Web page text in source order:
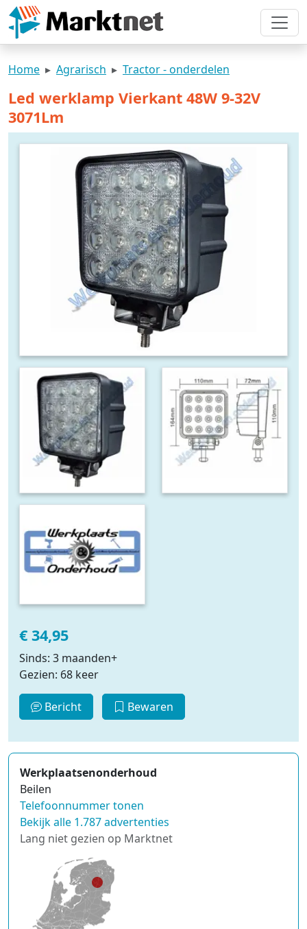
Home Agrarisch Tractor - onderdelen
Led werklamp Vierkant 48W 9-32V
3071Lm
€ 34,95
Sinds: 3 maanden+
Gezien: 68 keer
Bericht Bewaren
Werkplaatsenonderhoud
Beilen
Telefoonnummer tonen
Bekijk alle 1.787 advertenties
Lang niet gezien op Marktnet